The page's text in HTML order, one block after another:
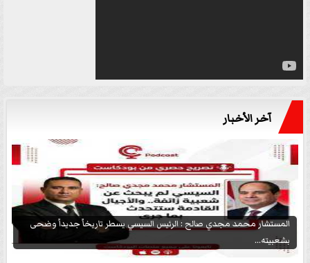
آخر الأخبار
المستشار محمد مجدي صالح : الرئيس السيسي يسطر تاريخاً جديداً وضحى
بشعبيته...